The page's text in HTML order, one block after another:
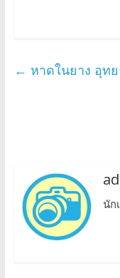
← หาดในยาง อุท
นัก